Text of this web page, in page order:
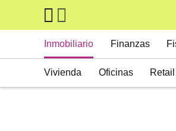
Skip to main content
Inmobiliario
Vivienda Oficinas Retail
Finanzas